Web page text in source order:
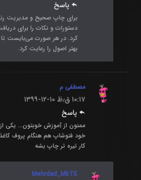
پاسخ
برای چاپ صحیح و مدیریت
دستورات و نکات را برای
کرد. در هر صورت می‌بایست
بهتر اصول را رعایت کرد.
مصطفی م
۱۰:۱۷ ق٫ظ
۱۳۹۹-۱۲-۱۰
پاسخ
ممنون از آموزش خوبتون… یکی
خود فتوشاپ هم هنگام پروف کاغذ
کار تیره تر چاپ بشه
Mehrdad_MbTE